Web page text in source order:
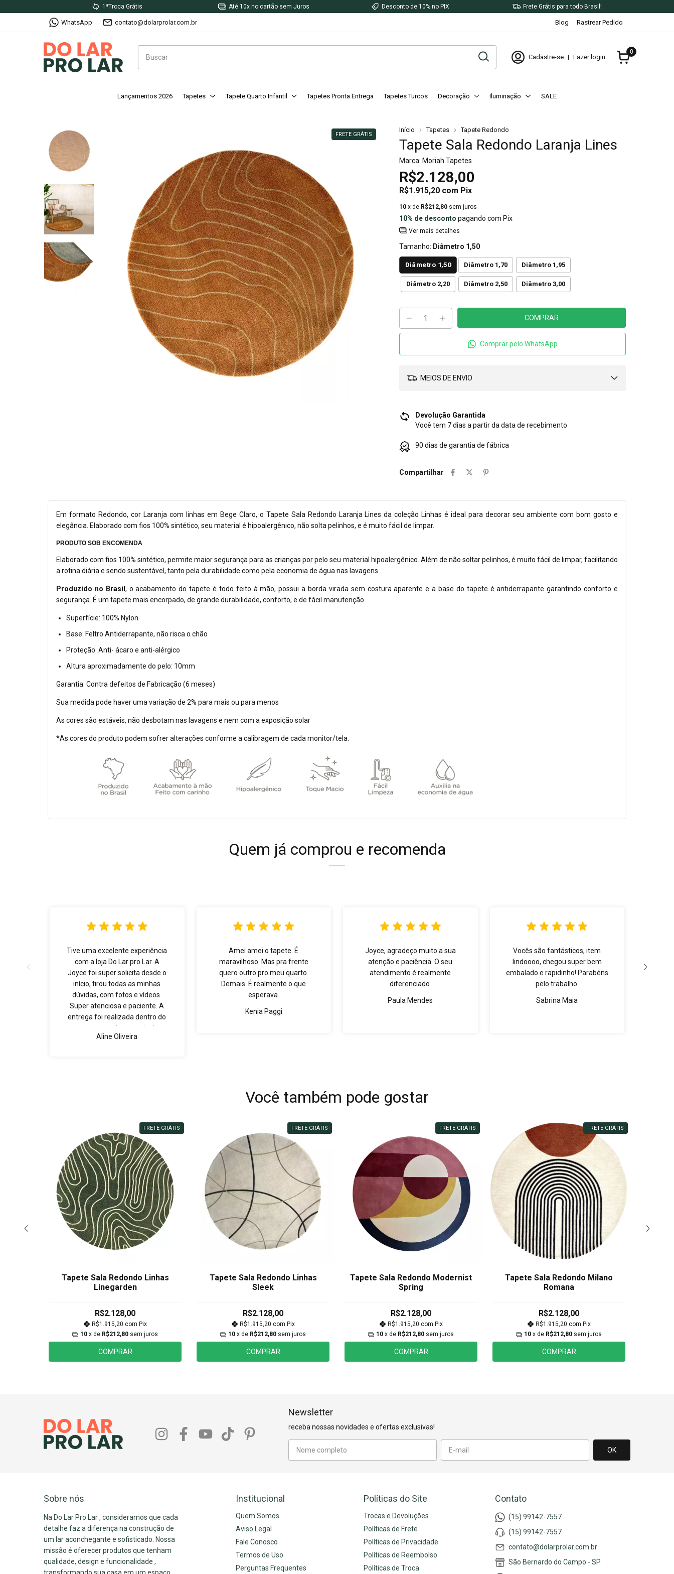
1ªTroca Grátis Até 10x no cartão sem Juros Desconto de 10% no PIX Frete Grátis para todo Brasil!
WhatsApp contato@dolarprolar.com.br Blog Rastrear Pedido
Cadastre-se | Fazer login
0
Lançamentos 2026 Tapetes Tapete Quarto Infantil Tapetes Pronta Entrega Tapetes Turcos Decoração Iluminação SALE
FRETE GRÁTIS
Início Tapetes Tapete Redondo
Tapete Sala Redondo Laranja Lines
Marca: Moriah Tapetes
R$2.128,00
R$1.915,20 com Pix
10 x de R$212,80 sem juros
10% de desconto pagando com Pix
Ver mais detalhes
Tamanho: Diâmetro 1,50
Diâmetro 1,50 Diâmetro 1,70 Diâmetro 1,95
Diâmetro 2,20 Diâmetro 2,50 Diâmetro 3,00
Comprar pelo WhatsApp
MEIOS DE ENVIO
Devolução Garantida
Você tem 7 dias a partir da data de recebimento
90 dias de garantia de fábrica
Compartilhar
Em formato Redondo, cor Laranja com linhas em Bege Claro, o Tapete Sala Redondo Laranja Lines da coleção Linhas é ideal para decorar seu ambiente com bom gosto e
elegância. Elaborado com fios 100% sintético, seu material é hipoalergênico, não solta pelinhos, e é muito fácil de limpar.
PRODUTO SOB ENCOMENDA
Elaborado com fios 100% sintético, permite maior segurança para as crianças por pelo seu material hipoalergênico. Além de não soltar pelinhos, é muito fácil de limpar, facilitando
a rotina diária e sendo sustentável, tanto pela durabilidade como pela economia de água nas lavagens.
Produzido no Brasil , o acabamento do tapete é todo feito à mão, possui a borda virada sem costura aparente e a base do tapete é antiderrapante garantindo conforto e
segurança. É um tapete mais encorpado, de grande durabilidade, conforto, e de fácil manutenção.
Superfície: 100% Nylon
Base: Feltro Antiderrapante, não risca o chão
Proteção: Anti- ácaro e anti-alérgico
Altura aproximadamente do pelo: 10mm
Garantia: Contra defeitos de Fabricação (6 meses)
Sua medida pode haver uma variação de 2% para mais ou para menos
As cores são estáveis, não desbotam nas lavagens e nem com a exposição solar
*As cores do produto podem sofrer alterações conforme a calibragem de cada monitor/tela.
Quem já comprou e recomenda
Tive uma excelente experiência
com a loja Do Lar pro Lar. A
Joyce foi super solicita desde o
início, tirou todas as minhas
dúvidas, com fotos e vídeos.
Super atenciosa e paciente. A
entrega foi realizada dentro do
prazo, e os produtos muito bem
embalados. Super recomendo!
Aline Oliveira
Amei amei o tapete. É
maravilhoso. Mas pra frente
quero outro pro meu quarto.
Demais. É realmente o que
esperava.
Kenia Paggi
Joyce, agradeço muito a sua
atenção e paciência. O seu
atendimento é realmente
diferenciado.
Paula Mendes
Vocês são fantásticos, item
lindoooo, chegou super bem
embalado e rapidinho! Parabéns
pelo trabalho.
Sabrina Maia
Você também pode gostar
FRETE GRÁTIS
Tapete Sala Redondo Linhas
Linegarden
R$2.128,00
R$1.915,20 com Pix
10 x de R$212,80 sem juros
COMPRAR
FRETE GRÁTIS
Tapete Sala Redondo Linhas
Sleek
R$2.128,00
R$1.915,20 com Pix
10 x de R$212,80 sem juros
COMPRAR
FRETE GRÁTIS
Tapete Sala Redondo Modernist
Spring
R$2.128,00
R$1.915,20 com Pix
10 x de R$212,80 sem juros
COMPRAR
FRETE GRÁTIS
Tapete Sala Redondo Milano
Romana
R$2.128,00
R$1.915,20 com Pix
10 x de R$212,80 sem juros
COMPRAR
Newsletter
receba nossas novidades e ofertas exclusivas!
Sobre nós
Na Do Lar Pro Lar , consideramos que cada
detalhe faz a diferença na construção de
um lar aconchegante e sofisticado. Nossa
missão é oferecer produtos que tenham
qualidade, design e funcionalidade ,
Institucional
Quem Somos
Aviso Legal
Fale Conosco
Termos de Uso
Perguntas Frequentes
Políticas do Site
Trocas e Devoluções
Políticas de Frete
Políticas de Privacidade
Políticas de Reembolso
Políticas de Troca
Contato
(15) 99142-7557
(15) 99142-7557
contato@dolarprolar.com.br
São Bernardo do Campo - SP